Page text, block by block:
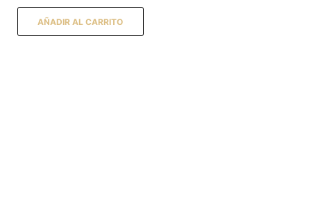
AÑADIR AL CARRITO